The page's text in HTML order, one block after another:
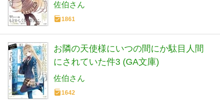
佐伯さん
1861
お隣の天使様にいつの間にか駄目人間
にされていた件3 (GA文庫)
佐伯さん
1642